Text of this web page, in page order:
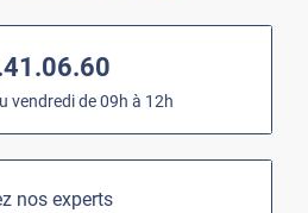
vendredi de 09h à 12h
nos experts